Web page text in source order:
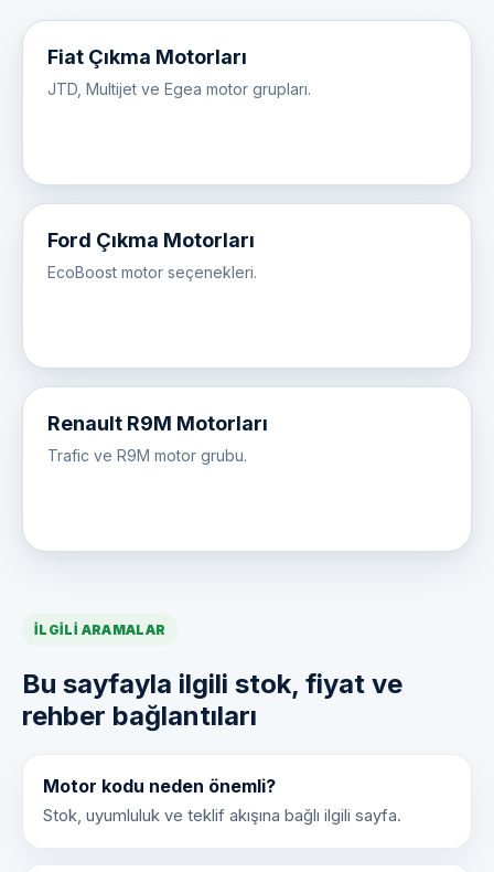
Fiat Çıkma Motorları
JTD, Multijet ve Egea motor grupları.
Ford Çıkma Motorları
EcoBoost motor seçenekleri.
Renault R9M Motorları
Trafic ve R9M motor grubu.
İLGILI ARAMALAR
Bu sayfayla ilgili stok, fiyat ve
rehber bağlantıları
Motor kodu neden önemli?
Stok, uyumluluk ve teklif akışına bağlı ilgili sayfa.